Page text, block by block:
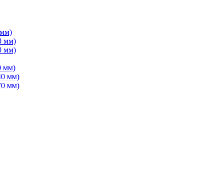
мм)
мм)
мм)
мм)
мм)